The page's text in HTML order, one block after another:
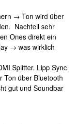
→ Ton wird über
Nachteil sehr
Ones direkt ein
→ was wirklich
Splitter. Lipp Sync
Ton über Bluetooth
gut und Soundbar